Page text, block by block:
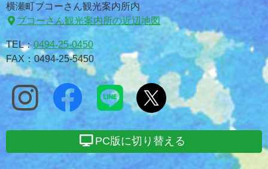
横瀬町ブコーさん観光案内所内
ブコーさん観光案内所の近辺地図
TEL： 0494-25-0450
FAX：0494-25-5450
PC版に切り替える